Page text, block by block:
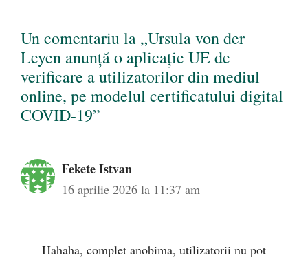
Un comentariu la „Ursula von der
Leyen anunță o aplicație UE de
verificare a utilizatorilor din mediul
online, pe modelul certificatului digital
COVID-19”
Fekete Istvan
16 aprilie 2026 la 11:37 am
Hahaha, complet anobima, utilizatorii nu pot